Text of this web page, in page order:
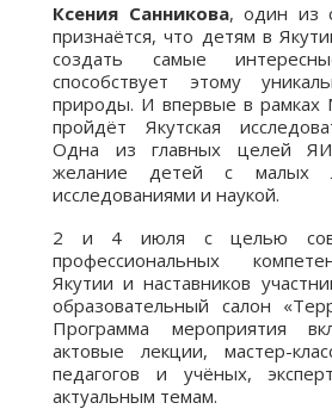
Ксения Санникова, один из
признаётся, что детям в
создать самые
способствует этому
природы. И впервые в
пройдёт Якутская
Одна из главных целей
желание детей с малых
исследованиями и наукой.
2 и 4 июля с целью
профессиональных
Якутии и наставников
образовательный салон
Программа мероприятия
актовые лекции, мастер-
педагогов и учёных,
актуальным темам.